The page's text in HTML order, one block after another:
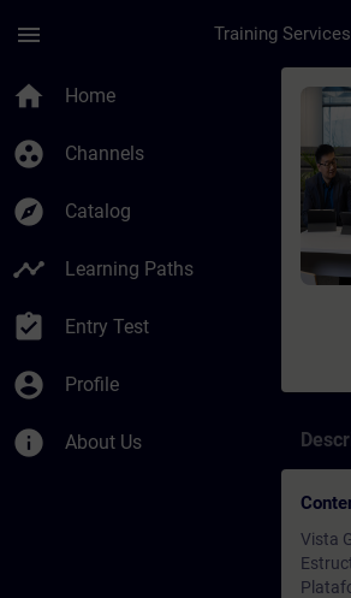
menu
home Home
group_work Channels
explore Catalog
timeline Learning Paths
assignment_turned_in Entry Test
account_circle Profile
info About Us
Vista